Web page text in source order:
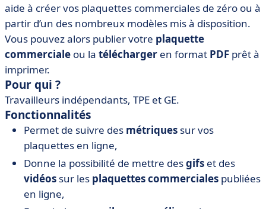
aide à créer vos plaquettes commerciales de zéro ou à
partir d’un des nombreux modèles mis à disposition.
Vous pouvez alors publier votre plaquette
commerciale ou la télécharger en format PDF prêt à
imprimer.
Pour qui ?
Travailleurs indépendants, TPE et GE.
Fonctionnalités
Permet de suivre des métriques sur vos
plaquettes en ligne,
Donne la possibilité de mettre desgifs et des
vidéos sur les plaquettes commerciales publiées
en ligne,